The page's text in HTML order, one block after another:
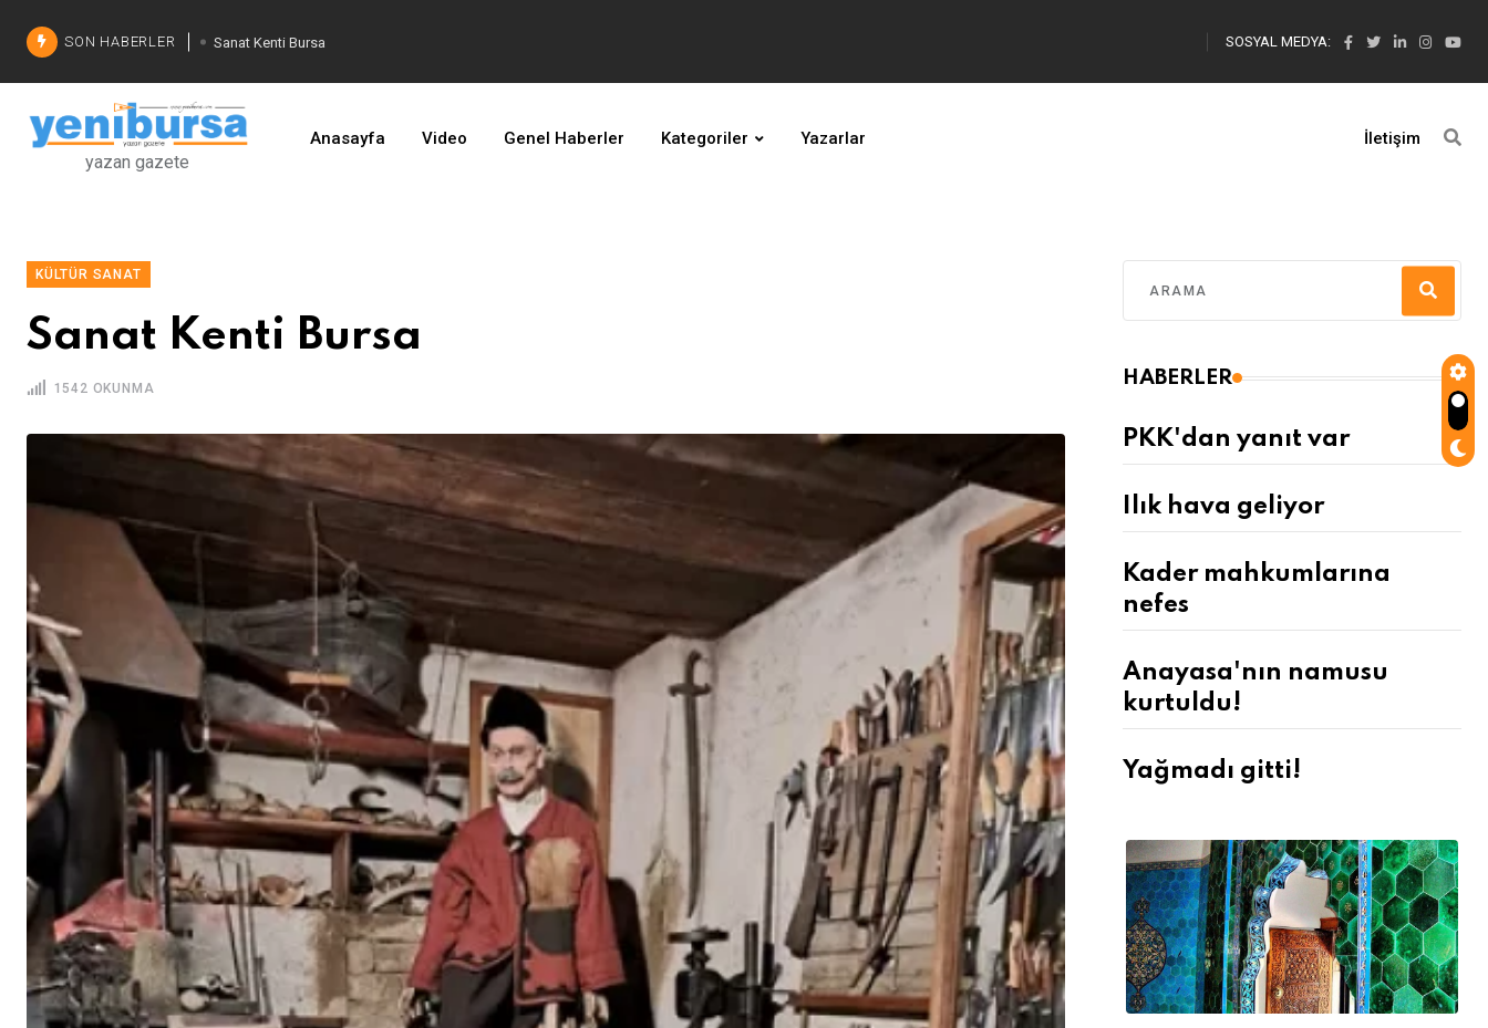
SON HABERLER Sanat Kenti Bursa
Bursa'da alt yapı seferberliği
Nilüfer'de tahıl berekettir
SOSYAL MEDYA:
yazan gazete
Anasayfa Video Genel Haberler Kategoriler Yazarlar İletişim
KÜLTÜR SANAT
Sanat Kenti Bursa
1542 OKUNMA HABERLER
PKK'dan yanıt var
Ilık hava geliyor
Kader mahkumlarına
nefes
Anayasa'nın namusu
kurtuldu!
Yağmadı gitti!